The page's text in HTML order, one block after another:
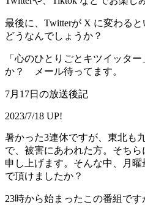
最後に、Twitterが X に変わると
どうなんでしょうか？
「心のひとりごとキツイッタ
か？ メール待ってます。
7月17日の放送後記
2023/7/18 UP!
暑かった3連休ですが、東北も
で、被害にあわれた方。そち
申し上げます。そんな中、月
で頂けましたか？
23時から始まったこの番組です